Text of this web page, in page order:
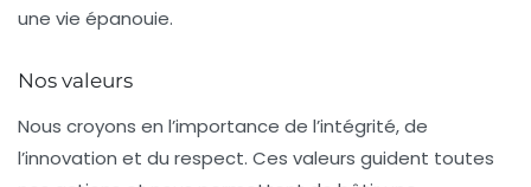
une vie épanouie.
Nos valeurs
Nous croyons en l’importance de l’intégrité, de
l’innovation et du respect. Ces valeurs guident toutes